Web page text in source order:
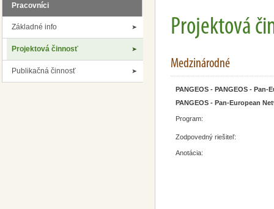
Pracovníci
Základné info
Projektová činnosť
Publikačná činnosť
Projektová
Medzinárodné
PANGEOS - PANGEOS -
PANGEOS - Pan-European
Program:
Zodpovedný riešiteľ:
Anotácia: